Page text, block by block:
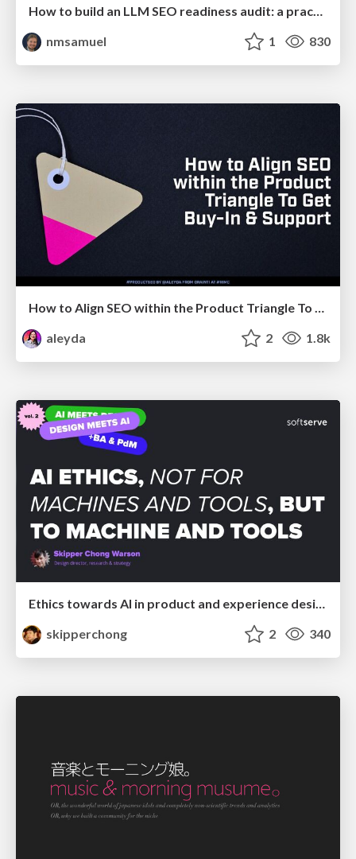
How to build an LLM SEO readiness audit: a practical framework
nmsamuel
1 830
How to Align SEO within the Product Triangle To Get Buy-In & Support - #RIMC
aleyda
2 1.8k
Ethics towards AI in product and experience design
skipperchong
2 340